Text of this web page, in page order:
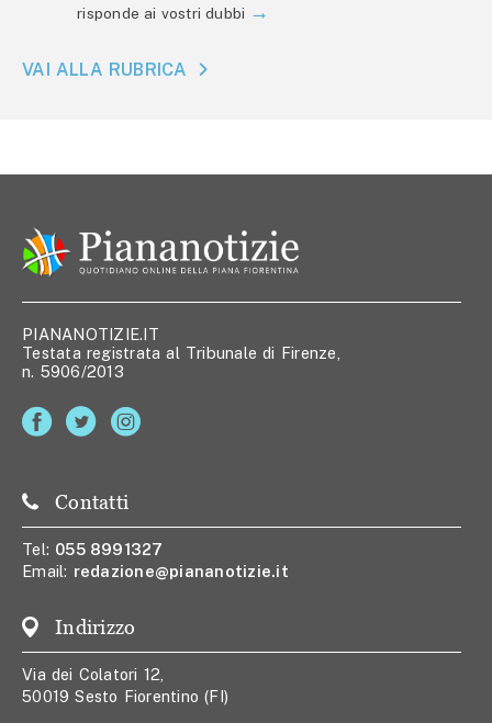
risponde ai vostri dubbi
VAI ALLA RUBRICA
PIANANOTIZIE.IT
Testata registrata al Tribunale di Firenze,
n. 5906/2013
Contatti
Tel: 055 8991327
Email: redazione@piananotizie.it
Indirizzo
Via dei Colatori 12,
50019 Sesto Fiorentino (FI)